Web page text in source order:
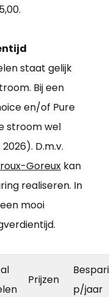
staat gelijk
Bij een
en/of Pure
stroom wel
D.m.v.
Goreux kan
realiseren. In
mooi
Prijzen
p/jaar